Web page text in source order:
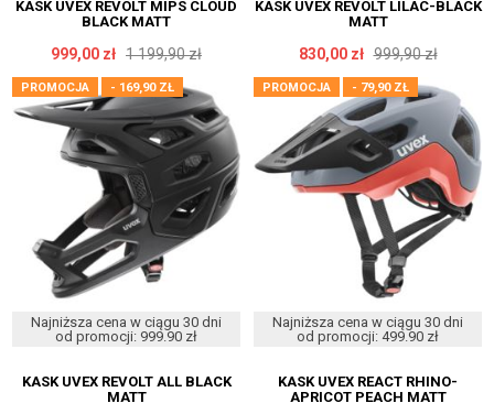
KASK UVEX REVOLT MIPS CLOUD
BLACK MATT
999,00 zł 1 199,90 zł
KASK UVEX REVOLT LILAC-BLACK
MATT
830,00 zł 999,90 zł
PROMOCJA - 169,90 ZŁ
Najniższa cena w ciągu 30 dni
od promocji: 999.90 zł
KASK UVEX REVOLT ALL BLACK
MATT
PROMOCJA - 79,90 ZŁ
Najniższa cena w ciągu 30 dni
od promocji: 499.90 zł
KASK UVEX REACT RHINO-
APRICOT PEACH MATT